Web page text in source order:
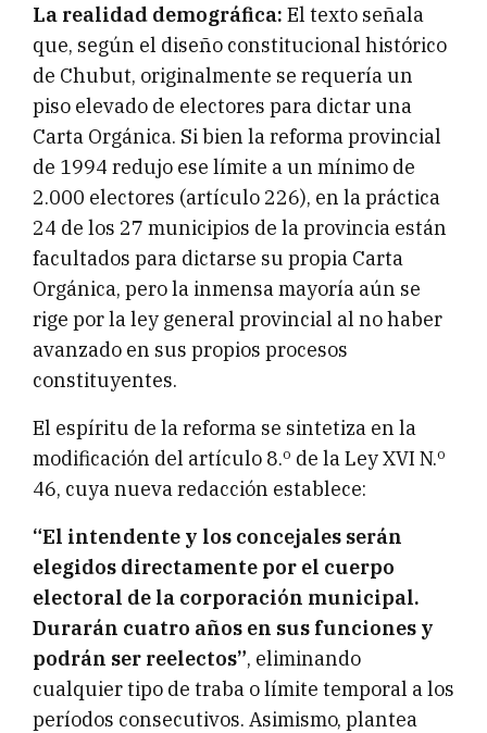
La realidad demográfica: El texto señala
que, según el diseño constitucional histórico
de Chubut, originalmente se requería un
piso elevado de electores para dictar una
Carta Orgánica. Si bien la reforma provincial
de 1994 redujo ese límite a un mínimo de
2.000 electores (artículo 226), en la práctica
24 de los 27 municipios de la provincia están
facultados para dictarse su propia Carta
Orgánica, pero la inmensa mayoría aún se
rige por la ley general provincial al no haber
avanzado en sus propios procesos
constituyentes.
El espíritu de la reforma se sintetiza en la
modificación del artículo 8.º de la Ley XVI N.º
46, cuya nueva redacción establece:
“El intendente y los concejales serán
elegidos directamente por el cuerpo
electoral de la corporación municipal.
Durarán cuatro años en sus funciones y
podrán ser reelectos”, eliminando
cualquier tipo de traba o límite temporal a los
períodos consecutivos. Asimismo, plantea